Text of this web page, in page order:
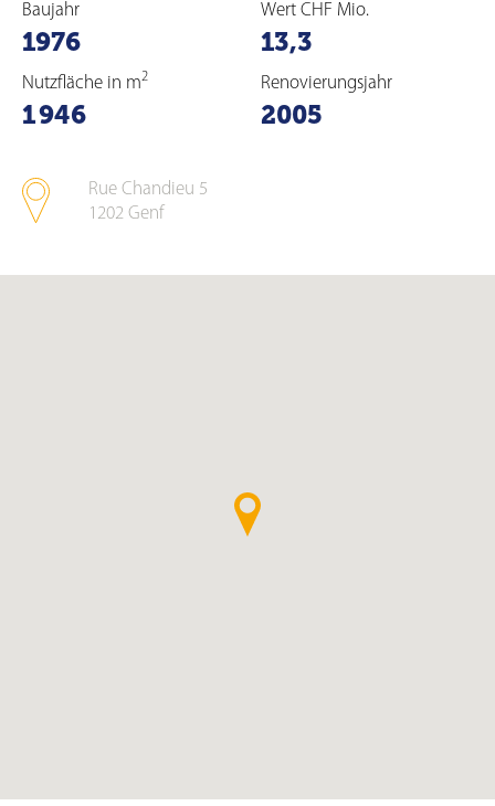
Baujahr
1976
Wert CHF Mio.
13,3
Nutzfläche in m2
1 946
Renovierungsjahr
2005
Rue Chandieu 5
1202 Genf